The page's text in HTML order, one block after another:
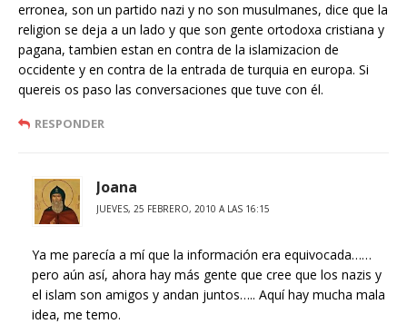
erronea, son un partido nazi y no son musulmanes, dice que la
religion se deja a un lado y que son gente ortodoxa cristiana y
pagana, tambien estan en contra de la islamizacion de
occidente y en contra de la entrada de turquia en europa. Si
quereis os paso las conversaciones que tuve con él.
RESPONDER
Joana
JUEVES, 25 FEBRERO, 2010 A LAS 16:15
Ya me parecía a mí que la información era equivocada……
pero aún así, ahora hay más gente que cree que los nazis y
el islam son amigos y andan juntos….. Aquí hay mucha mala
idea, me temo.